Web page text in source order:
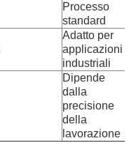
Processo
standard
Adatto per
applicazioni
industriali
Dipende
dalla
precisione
della
lavorazione